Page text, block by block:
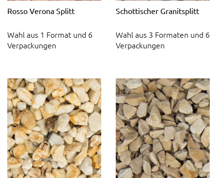
Rosso Verona Splitt
Wahl aus 1 Format und 6
Verpackungen
Schottischer Granitsplitt
Wahl aus 3 Formaten und 6
Verpackungen